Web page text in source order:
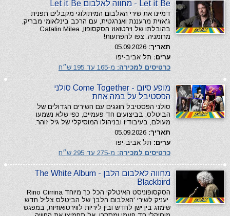
Let it Be - מחווה לאלבום Let it Be
דמיינו את שירי האלבום המיתולוגי מקבלים תפנית
ג'אזית מרעננת ואנרגטית, עם הרכב בינלאומי מבריק,
בהובלתו של וירטואוז הסקסופון, Catalin Milea
מרומניה. צפו להפתעות!
תאריך:
ערים: תל אביב-יפו
כרטיסים למכירה: מ-165 עד 195 ש״ח
מופע סיום - Come Together סולני
הפסטיבל על במה אחת
סולני הפסטיבל חוגגים עם השירים הגדולים של
הביטלס, בביצועים חד פעמיים, כפי שלא נשמעו
מעולם, בעיבודיו ובניהולו המוסיקלי של גיל זוהר.
תאריך:
ערים: תל אביב-יפו
כרטיסים למכירה: מ-275 עד 295 ש״ח
מחווה לאלבום הלבן The White Album -
Blackbird
הסקסופוניסט האיטלקי הכל כך מיוחד Rino Cirrina
יעניק לשירי 'האלבום הלבן' של הביטלס צליל חדש
שימזג בין ישן לחדש ובין ליריות לווירטואוזיות, במפגש